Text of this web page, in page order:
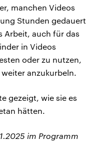
manchen Videos
Stunden gedauert
Arbeit, auch für das
in Videos
oder zu nutzen,
anzukurbeln.
gezeigt, wie sie es
hätten.
im Programm